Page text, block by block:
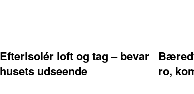
Efterisolér loft og tag – bevar
husets udseende
ro,